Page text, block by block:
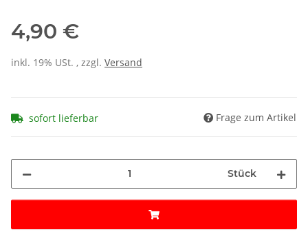
4,90 €
inkl. 19% USt. , zzgl. Versand
sofort lieferbar Frage zum Artikel
Stück